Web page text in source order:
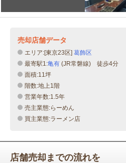
売却店舗データ
エリア:[東京23区] 葛飾区
最寄駅1:亀有 (JR常磐線) 徒歩4分
面積:11坪
階数:地上1階
営業年数:1.5年
売主業態:らーめん
買主業態:ラーメン店
店舗売却までの流れを